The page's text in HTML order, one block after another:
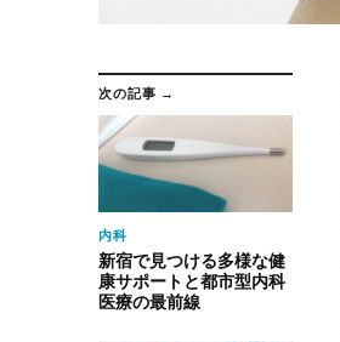
次の記事 →
内科
新宿で見つける多様な健
康サポートと都市型内科
医療の最前線